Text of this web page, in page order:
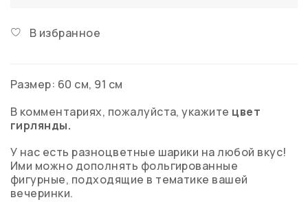
В избранное
Размер: 60 см, 91 см
В комментариях, пожалуйста, укажите цвет
гирлянды.
У нас есть разноцветные шарики на любой вкус!
Ими можно дополнять фольгированные
фигурные, подходящие в тематике вашей
вечеринки.